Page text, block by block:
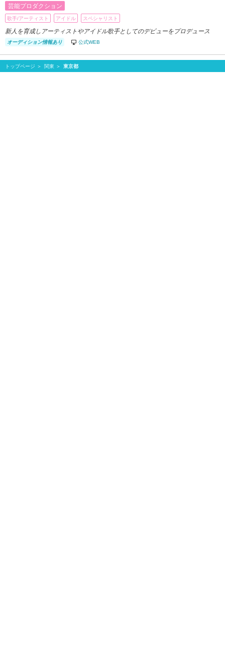
芸能プロダクション
歌手/アーティスト アイドル スペシャリスト
新人を育成しアーティストやアイドル歌手としてのデビューをプロデュース
オーディション情報あり 公式WEB
トップページ 関東 東京都